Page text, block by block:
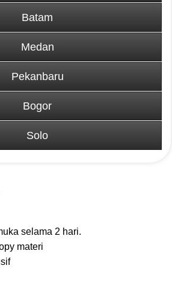
Batam
Medan
Pekanbaru
Bogor
Solo
selama 2 hari.
materi